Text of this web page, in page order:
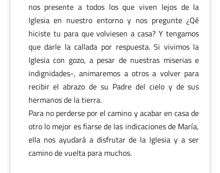
nos presente a todos los que viven lejos de la
Iglesia en nuestro entorno y nos pregunte ¿Qé
hiciste tu para que volviesen a casa? Y tengamos
que darle la callada por respuesta. Si vivimos la
Iglesia con gozo, a pesar de nuestras miserias e
indignidades-, animaremos a otros a volver para
recibir el abrazo de su Padre del cielo y de sus
hermanos de la tierra.
Para no perderse por el camino y acabar en casa de
otro lo mejor es fiarse de las indicaciones de María,
ella nos ayudará a disfrutar de la Iglesia y a ser
camino de vuelta para muchos.